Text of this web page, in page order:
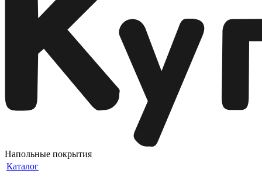
Напольные покрытия
Каталог